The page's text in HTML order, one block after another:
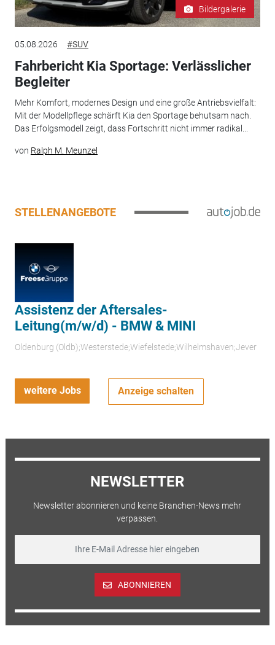
Bildergalerie
05.08.2026 #SUV
Fahrbericht Kia Sportage: Verlässlicher
Begleiter
Mehr Komfort, modernes Design und eine große Antriebsvielfalt:
Mit der Modellpflege schärft Kia den Sportage behutsam nach.
Das Erfolgsmodell zeigt, dass Fortschritt nicht immer radikal...
von Ralph M. Meunzel
STELLENANGEBOTE
Assistenz der Aftersales-
Leitung(m/w/d) - BMW & MINI
Oldenburg (Oldb);Westerstede;Wiefelstede;Wilhelmshaven;Jever
weitere Jobs Anzeige schalten
NEWSLETTER
Newsletter abonnieren und keine Branchen-News mehr
verpassen.
ABONNIEREN